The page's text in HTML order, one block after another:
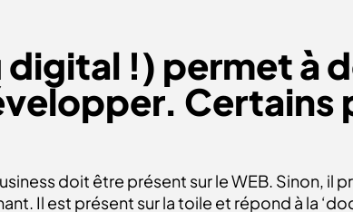
!) permet à
Certains
doit être présent sur le WEB. Sinon, il
Il est présent sur la toile et répond à la